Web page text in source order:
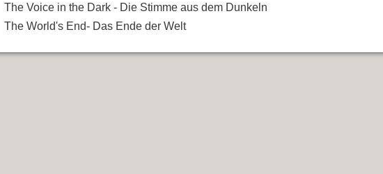
The Voice in the Dark - Die Stimme aus dem Dunkeln
The World's End- Das Ende der Welt